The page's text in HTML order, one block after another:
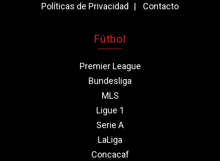
Políticas de Privacidad
Contacto
Fútbol
Premier League
Bundesliga
MLS
Ligue 1
Serie A
LaLiga
Concacaf